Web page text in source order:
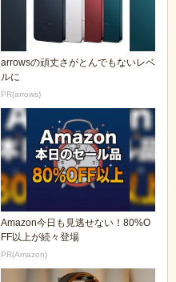
arrowsの頑丈さがとんでもないレベ
ルに
PR(arrows)
Amazon今日も見逃せない！80%O
FF以上が続々登場
PR(Amazon)